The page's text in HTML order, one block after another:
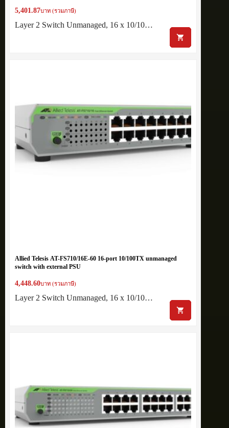
5,401.87บาท (รวมภาษี)
Layer 2 Switch Unmanaged, 16 x 10/10…
Allied Telesis AT-FS710/16E-60 16-port 10/100TX unmanaged
switch with external PSU
4,448.60บาท (รวมภาษี)
Layer 2 Switch Unmanaged, 16 x 10/10…